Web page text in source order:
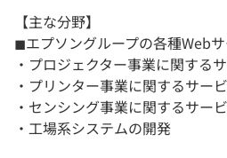
【主な分野】
◼︎エプソングループの各種Web
・プロジェクター事業に関する
・プリンター事業に関するサー
・センシング事業に関するサー
・工場系システムの開発